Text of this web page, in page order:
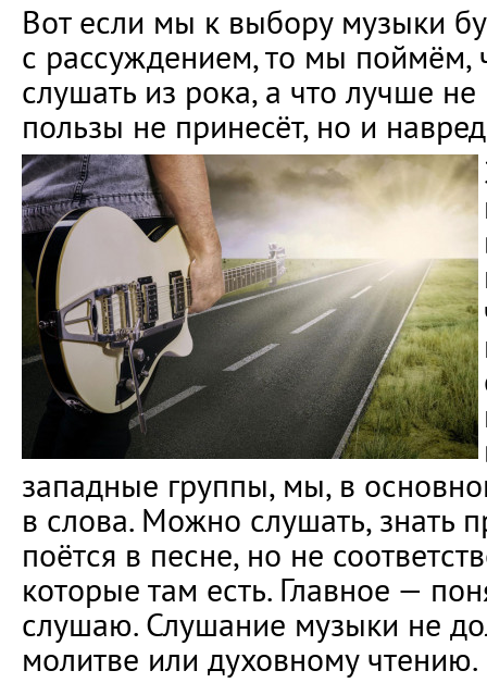
Вот если мы к выбору музыки
с рассуждением, то мы
слушать из рока, а что лучше
пользы не принесёт, но и
западные группы, мы, в
в слова. Можно слушать, знать
поётся в песне, но не
которые там есть. Главное —
слушаю. Слушание музыки не
молитве или духовному чтению.